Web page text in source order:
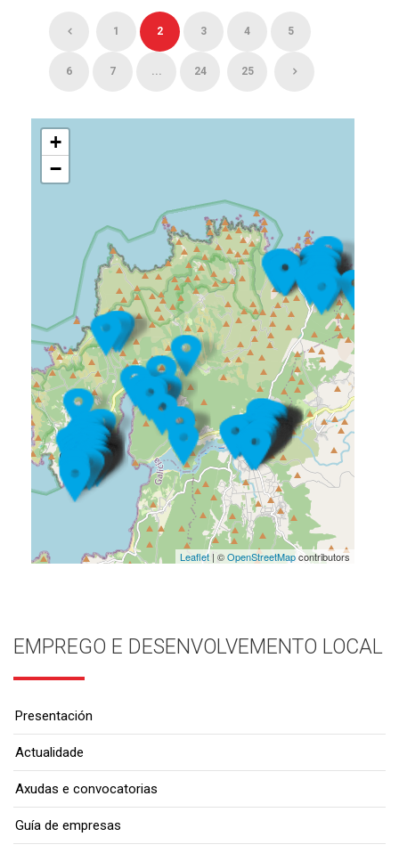
1 2 3 4 5
6 7 ... 24 25
+
−
Leaflet| ©OpenStreetMapcontributors
EMPREGO E DESENVOLVEMENTO LOCAL
Presentación
Actualidade
Axudas e convocatorias
Guía de empresas